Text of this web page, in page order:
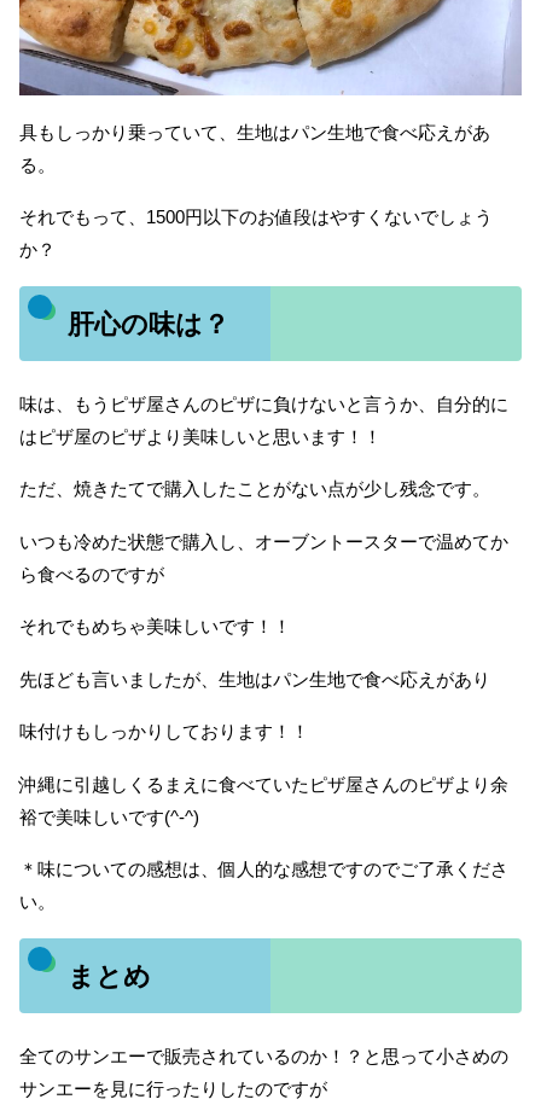
具もしっかり乗っていて、生地はパン生地で食べ応えがあ
る。
それでもって、1500円以下のお値段はやすくないでしょう
か？
肝心の味は？
味は、もうピザ屋さんのピザに負けないと言うか、自分的に
はピザ屋のピザより美味しいと思います！！
ただ、焼きたてで購入したことがない点が少し残念です。
いつも冷めた状態で購入し、オーブントースターで温めてか
ら食べるのですが
それでもめちゃ美味しいです！！
先ほども言いましたが、生地はパン生地で食べ応えがあり
味付けもしっかりしております！！
沖縄に引越しくるまえに食べていたピザ屋さんのピザより余
裕で美味しいです(^-^)
＊味についての感想は、個人的な感想ですのでご了承くださ
い。
まとめ
全てのサンエーで販売されているのか！？と思って小さめの
サンエーを見に行ったりしたのですが